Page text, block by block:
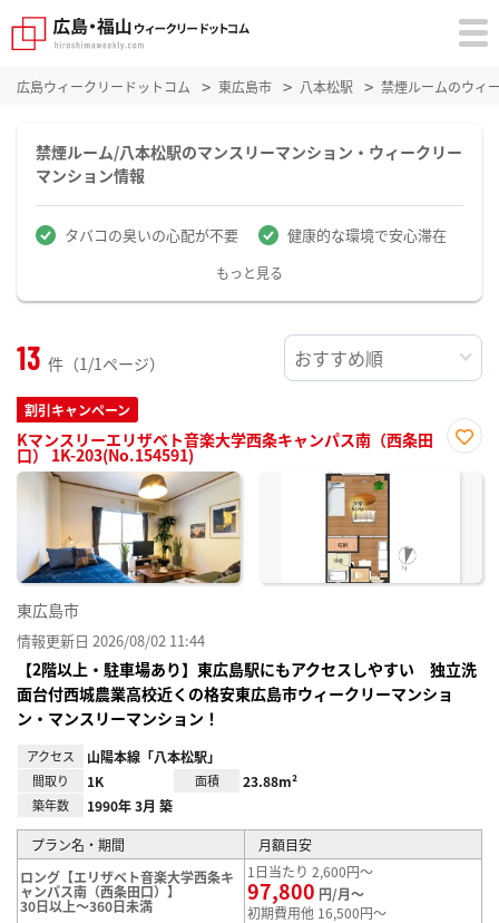
広島ウィークリードットコム 東広島市 八本松駅 禁煙ルームのウィ
禁煙ルーム/八本松駅のマンスリーマンション・ウィークリー
マンション情報
タバコの臭いの心配が不要 健康的な環境で安心滞在
もっと見る
13 件（1/1ページ）
割引キャンペーン
Kマンスリーエリザベト音楽大学西条キャンパス南（西条田
口） 1K-203(No.154591)
に入
東広島市
情報更新日 2026/08/02 11:44
【2階以上・駐車場あり】東広島駅にもアクセスしやすい 独立洗
面台付西城農業高校近くの格安東広島市ウィークリーマンショ
ン・マンスリーマンション！
アクセス 山陽本線「八本松駅」
間取り 1K 面積 23.88m²
築年数 1990年 3月 築
プラン名・期間
月額目安
ロング【エリザベト音楽大学西条キ
ャンパス南（西条田口）】
30日以上～360日未満
1日当たり 2,600円～
97,800 円/月～
初期費用他 16,500円～